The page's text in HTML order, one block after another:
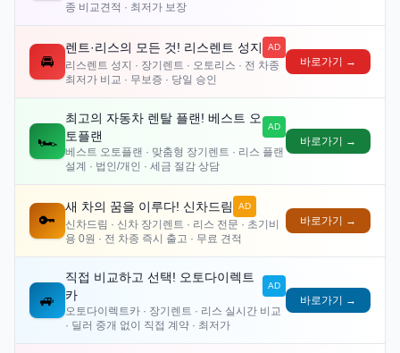
종 비교견적 · 최저가 보장
🚘
렌트·리스의 모든 것! 리스렌트 성지 AD
리스렌트 성지 · 장기렌트 · 오토리스 · 전 차종
최저가 비교 · 무보증 · 당일 승인
바로가기 →
🏎️
최고의 자동차 렌탈 플랜! 베스트 오
토플랜
AD
베스트 오토플랜 · 맞춤형 장기렌트 · 리스 플랜
설계 · 법인/개인 · 세금 절감 상담
바로가기 →
🔑
새 차의 꿈을 이루다! 신차드림 AD
신차드림 · 신차 장기렌트 · 리스 전문 · 초기비
용 0원 · 전 차종 즉시 출고 · 무료 견적
바로가기 →
🚙
직접 비교하고 선택! 오토다이렉트
카
AD
오토다이렉트카 · 장기렌트 · 리스 실시간 비교
· 딜러 중개 없이 직접 계약 · 최저가
바로가기 →